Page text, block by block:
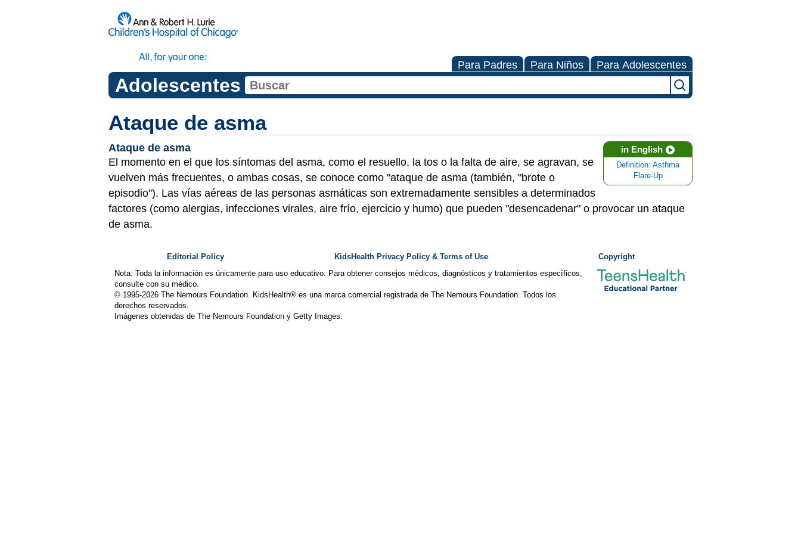
Para Padres Para Niños Para Adolescentes
Adolescentes
Ataque de asma
in English
Definition: Asthma
Flare-Up
Ataque de asma
El momento en el que los síntomas del asma, como el resuello, la tos o la falta de aire, se agravan, se
vuelven más frecuentes, o ambas cosas, se conoce como "ataque de asma (también, "brote o
episodio"). Las vías aéreas de las personas asmáticas son extremadamente sensibles a determinados
factores (como alergias, infecciones virales, aire frío, ejercicio y humo) que pueden "desencadenar" o provocar un ataque
de asma.
Editorial Policy KidsHealth Privacy Policy & Terms of Use
Copyright
Nota: Toda la información es únicamente para uso educativo. Para obtener consejos médicos, diagnósticos y tratamientos específicos,
consulte con su médico.
© 1995-2026 The Nemours Foundation. KidsHealth® es una marca comercial registrada de The Nemours Foundation. Todos los
derechos reservados.
Imágenes obtenidas de The Nemours Foundation y Getty Images.